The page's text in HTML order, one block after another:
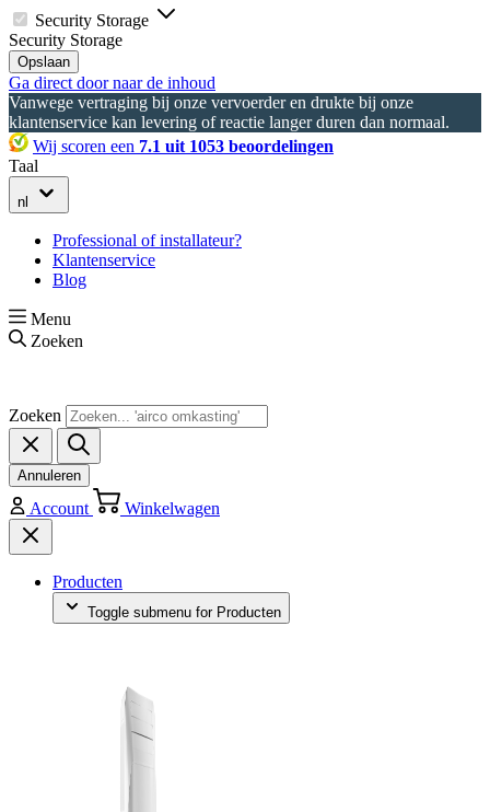
Security Storage
Security Storage
Opslaan
Ga direct door naar de inhoud
Vanwege vertraging bij onze vervoerder en drukte bij onze
klantenservice kan levering of reactie langer duren dan normaal.
Wij scoren een 7.1 uit 1053 beoordelingen
Taal
nl
Professional of installateur?
Klantenservice
Blog
Menu
Zoeken
Zoeken
Annuleren
Account Winkelwagen
Producten
Toggle submenu for Producten